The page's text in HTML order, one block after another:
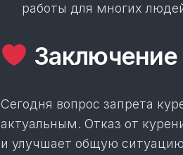
работы для многих
Заключение
Сегодня вопрос запрета
актуальным. Отказ от
и улучшает общую